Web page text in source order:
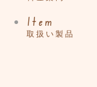
Item
取扱い製品